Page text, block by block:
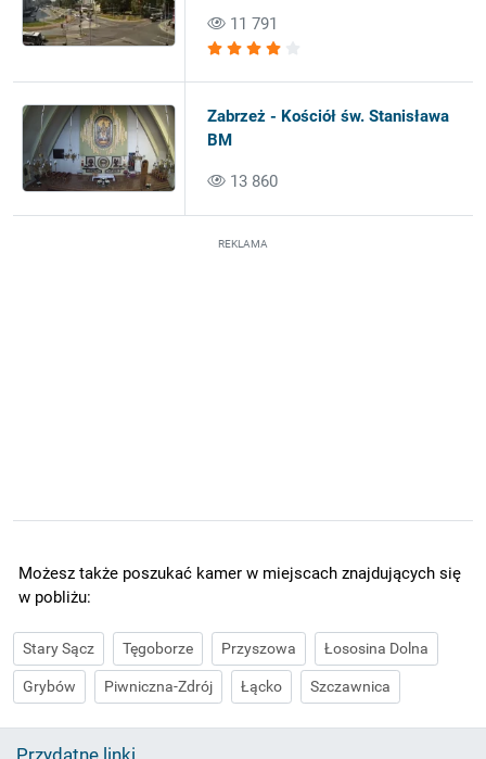
11 791
Zabrzeż - Kościół św. Stanisława
BM
13 860
REKLAMA
Możesz także poszukać kamer w miejscach znajdujących się
w pobliżu:
Stary Sącz Tęgoborze Przyszowa Łososina Dolna
Grybów Piwniczna-Zdrój Łącko Szczawnica
Przydatne linki